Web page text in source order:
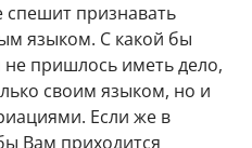
признавать
языком. С какой бы
пришлось иметь дело,
своим языком, но и
Если же в
Вам приходится